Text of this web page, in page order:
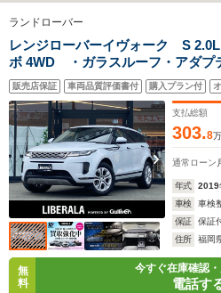
ランドローバー
レンジローバーイヴォーク S
ボ 4WD ・ガラスルーフ・アダプ
ロール・純正ナビ/Bluetooth/USB/
シートヒーター・ETC・純正18AW
イト・LKA・BLIS
販売店保証 車両品質評価書付 購入プラン付
支払総額
303.8
通常ローン
年式 2019
車検
車検
保証
保証
住所
福岡
無
料
今すぐ在庫確認
電話す